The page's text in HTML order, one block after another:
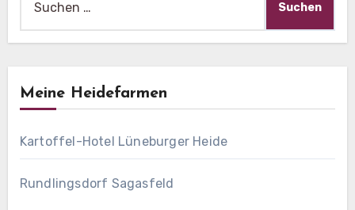
nach:
Meine Heidefarmen
Kartoffel-Hotel Lüneburger Heide
Rundlingsdorf Sagasfeld